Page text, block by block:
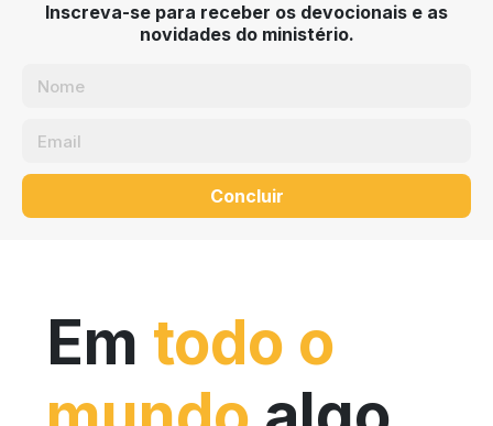
Inscreva-se para receber os devocionais e as
novidades do ministério.
Concluir
Em todo o